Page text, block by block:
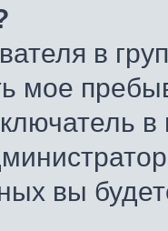
в
мое
вы